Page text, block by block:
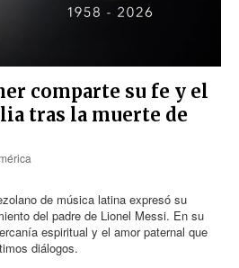
comparte su fe y el
tras la muerte de
de música latina expresó su
del padre de Lionel Messi. En su
espiritual y el amor paternal que
diálogos.